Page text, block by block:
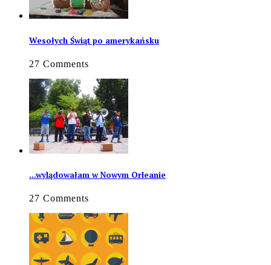
Wesołych Świąt po amerykańsku
27 Comments
…wylądowałam w Nowym Orleanie
27 Comments